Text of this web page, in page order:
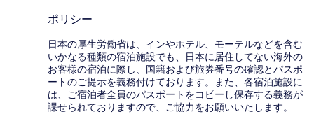
ポリシー
日本の厚生労働省は、インやホテル、モーテルなどを含む
いかなる種類の宿泊施設でも、日本に​居住してない海外の
お客様の宿泊に際し、国籍および旅券番号の確認とパスポ
ートのご提示を義務付け​ております。また、各宿泊施設に
は、ご宿泊者全員のパスポートをコピーし保存する義務が
課せられておりますの​で、ご協力をお願いいたします。